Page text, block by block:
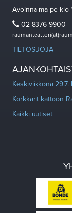
Avoinna ma-pe klo
02 8376 9900
TIETOSUOJA
Keskiviikkona
Korkkarit kattoon
Kaikki uutiset